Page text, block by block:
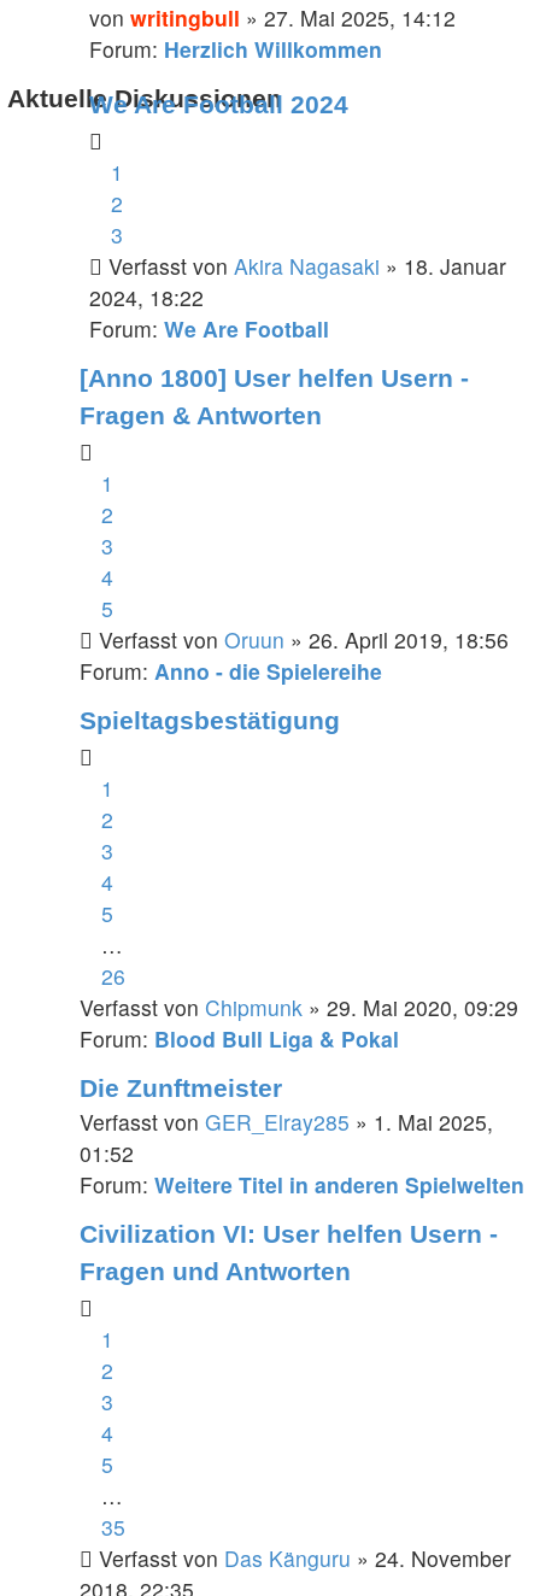
von writingbull » 27. Mai 2025, 14:12
Forum: Herzlich Willkommen
Aktuelle Diskussionen
We Are Football 2024
1
2
3
Verfasst von Akira Nagasaki » 18. Januar
2024, 18:22
Forum: We Are Football
[Anno 1800] User helfen Usern -
Fragen & Antworten
1
2
3
4
5
Verfasst von Oruun » 26. April 2019, 18:56
Forum: Anno - die Spielereihe
Spieltagsbestätigung
1
2
3
4
5
…
26
Verfasst von Chipmunk » 29. Mai 2020, 09:29
Forum: Blood Bull Liga & Pokal
Die Zunftmeister
Verfasst von GER_Elray285 » 1. Mai 2025,
01:52
Forum: Weitere Titel in anderen Spielwelten
Civilization VI: User helfen Usern -
Fragen und Antworten
1
2
3
4
5
…
35
Verfasst von Das Känguru » 24. November
2018, 22:35